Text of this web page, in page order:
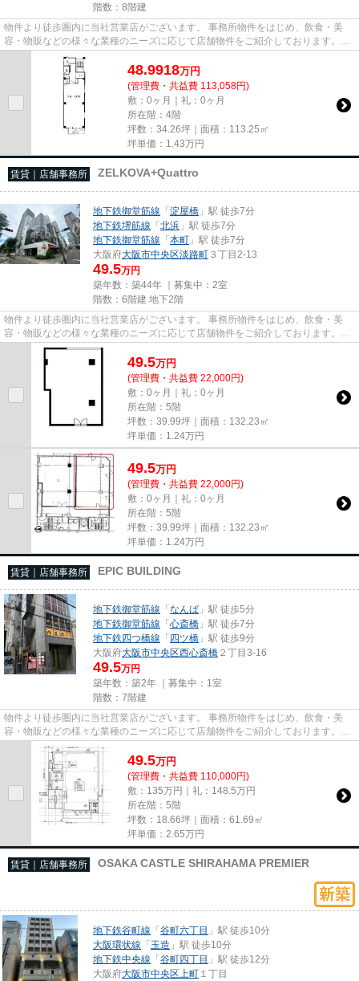
階数：8階建
物件より徒歩圏内に当社営業店がございます。 事務所物件をはじめ、飲食・美
容・物販などの様々な業種のニーズに応じて店舗物件をご紹介しております。
尚、弊社ではおとり広告は一切...
48.9918万円
(管理費・共益費 113,058円)
敷：0ヶ月｜礼：0ヶ月
所在階：4階
坪数：34.26坪｜面積：113.25㎡
坪単価： 1.43万円
賃貸｜店舗事務所 ZELKOVA+Quattro
地下鉄御堂筋線 「淀屋橋 」駅 徒歩7分
地下鉄堺筋線 「北浜 」駅 徒歩7分
地下鉄御堂筋線 「本町 」駅 徒歩7分
大阪府大阪市中央区淡路町 ３丁目2-13
49.5万円
築年数：築44年 ｜募集中： 2室
階数：6階建 地下2階
物件より徒歩圏内に当社営業店がございます。 事務所物件をはじめ、飲食・美
容・物販などの様々な業種のニーズに応じて店舗物件をご紹介しております。
尚、弊社ではおとり広告は一切...
49.5万円
(管理費・共益費 22,000円)
敷：0ヶ月｜礼：0ヶ月
所在階：5階
坪数：39.99坪｜面積：132.23㎡
坪単価： 1.24万円
49.5万円
(管理費・共益費 22,000円)
敷：0ヶ月｜礼：0ヶ月
所在階：5階
坪数：39.99坪｜面積：132.23㎡
坪単価： 1.24万円
賃貸｜店舗事務所 EPIC BUILDING
地下鉄御堂筋線 「なんば 」駅 徒歩5分
地下鉄御堂筋線 「心斎橋 」駅 徒歩7分
地下鉄四つ橋線 「四ツ橋 」駅 徒歩9分
大阪府大阪市中央区西心斎橋 ２丁目3-16
49.5万円
築年数：築2年 ｜募集中： 1室
階数：7階建
物件より徒歩圏内に当社営業店がございます。 事務所物件をはじめ、飲食・美
容・物販などの様々な業種のニーズに応じて店舗物件をご紹介しております。
尚、弊社ではおとり広告は一切...
49.5万円
(管理費・共益費 110,000円)
敷：135万円｜礼：148.5万円
所在階：5階
坪数：18.66坪｜面積：61.69㎡
坪単価： 2.65万円
賃貸｜店舗事務所 OSAKA CASTLE SHIRAHAMA PREMIER
地下鉄谷町線 「谷町六丁目 」駅 徒歩10分
大阪環状線 「玉造 」駅 徒歩10分
地下鉄中央線 「谷町四丁目 」駅 徒歩12分
大阪府大阪市中央区 上町 １丁目